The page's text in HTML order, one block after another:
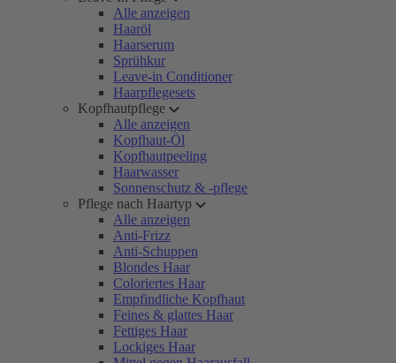
Alle anzeigen
Haaröl
Haarserum
Sprühkur
Leave-in Conditioner
Haarpflegesets
Kopfhautpflege
Alle anzeigen
Kopfhaut-Öl
Kopfhautpeeling
Haarwasser
Sonnenschutz & -pflege
Pflege nach Haartyp
Alle anzeigen
Anti-Frizz
Anti-Schuppen
Blondes Haar
Coloriertes Haar
Empfindliche Kopfhaut
Feines & glattes Haar
Fettiges Haar
Lockiges Haar